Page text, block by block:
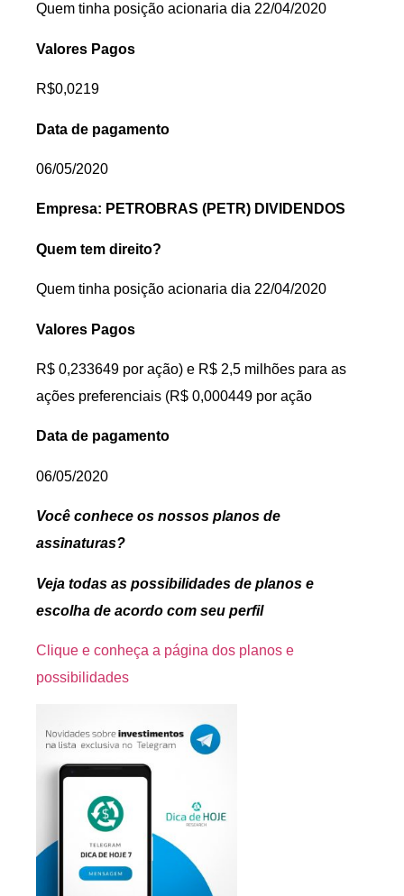
Quem tinha posição acionaria dia 22/04/2020
Valores Pagos
R$0,0219
Data de pagamento
06/05/2020
Empresa: PETROBRAS (PETR) DIVIDENDOS
Quem tem direito?
Quem tinha posição acionaria dia 22/04/2020
Valores Pagos
R$ 0,233649 por ação) e R$ 2,5 milhões para as
ações preferenciais (R$ 0,000449 por ação
Data de pagamento
06/05/2020
Você conhece os nossos planos de
assinaturas?
Veja todas as possibilidades de planos e
escolha de acordo com seu perfil
Clique e conheça a página dos planos e
possibilidades